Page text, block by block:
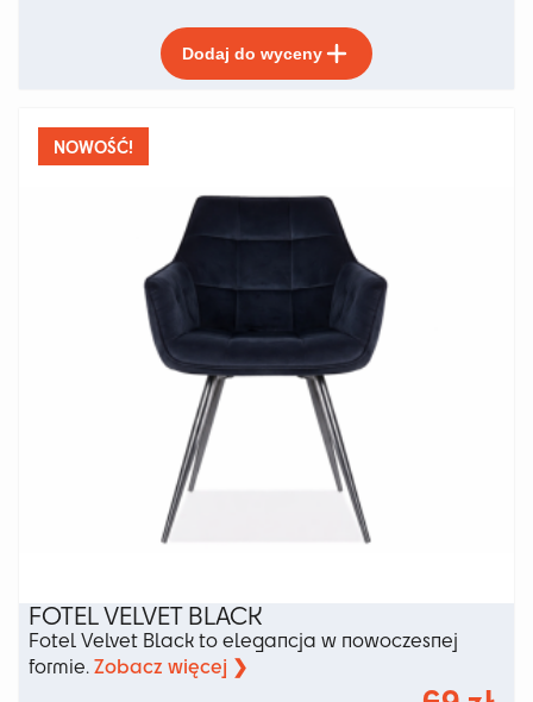
Dodaj do wyceny
produkt
ma
wybrać
na
produktu
NOWOŚĆ!
FOTEL VELVET BLACK
Fotel Velvet Black to elegancja w nowoczesnej
formie.Zobacz więcej ❯